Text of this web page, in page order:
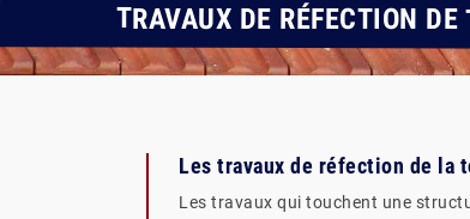
TRAVAUX DE RÉFECTION
Les travaux de réfection de la
Les travaux qui touchent une